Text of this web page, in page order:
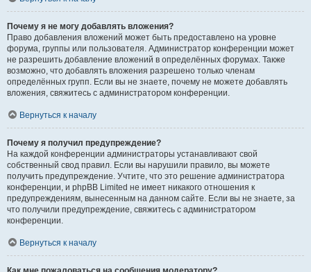
Почему я не могу добавлять вложения?
Право добавления вложений может быть предоставлено на уровне
форума, группы или пользователя. Администратор конференции может
не разрешить добавление вложений в определённых форумах. Также
возможно, что добавлять вложения разрешено только членам
определённых групп. Если вы не знаете, почему не можете добавлять
вложения, свяжитесь с администратором конференции.
Вернуться к началу
Почему я получил предупреждение?
На каждой конференции администраторы устанавливают свой
собственный свод правил. Если вы нарушили правило, вы можете
получить предупреждение. Учтите, что это решение администратора
конференции, и phpBB Limited не имеет никакого отношения к
предупреждениям, вынесенным на данном сайте. Если вы не знаете, за
что получили предупреждение, свяжитесь с администратором
конференции.
Вернуться к началу